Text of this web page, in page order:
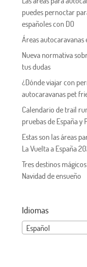
puedes pernoctar
españoles con DO
Áreas autocaravanas
Nueva normativa
tus dudas
¿Dónde viajar con
autocaravanas pet
Calendario de trail
pruebas de España
Estas son las áreas
La Vuelta a España
Tres destinos
Navidad de ensueño
Idiomas
Español